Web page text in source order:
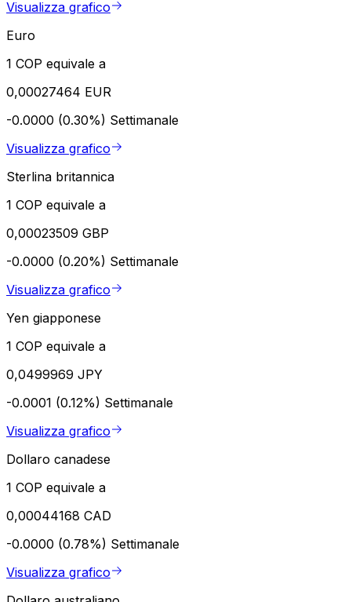
Visualizza grafico
Euro
1 COP equivale a
0,00027464 EUR
-0.0000 (0.30%) Settimanale
Visualizza grafico
Sterlina britannica
1 COP equivale a
0,00023509 GBP
-0.0000 (0.20%) Settimanale
Visualizza grafico
Yen giapponese
1 COP equivale a
0,0499969 JPY
-0.0001 (0.12%) Settimanale
Visualizza grafico
Dollaro canadese
1 COP equivale a
0,00044168 CAD
-0.0000 (0.78%) Settimanale
Visualizza grafico